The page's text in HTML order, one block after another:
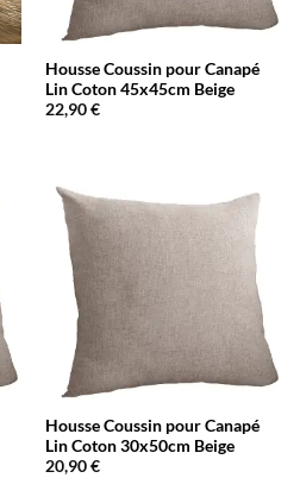
Housse Coussin pour Canapé
Lin Coton 45x45cm Beige
22,90€
Housse Coussin pour Canapé
Lin Coton 30x50cm Beige
20,90€